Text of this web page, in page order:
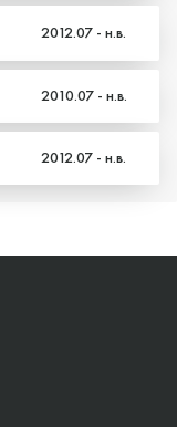
2012.07 - н.в.
2010.07 - н.в.
2012.07 - н.в.